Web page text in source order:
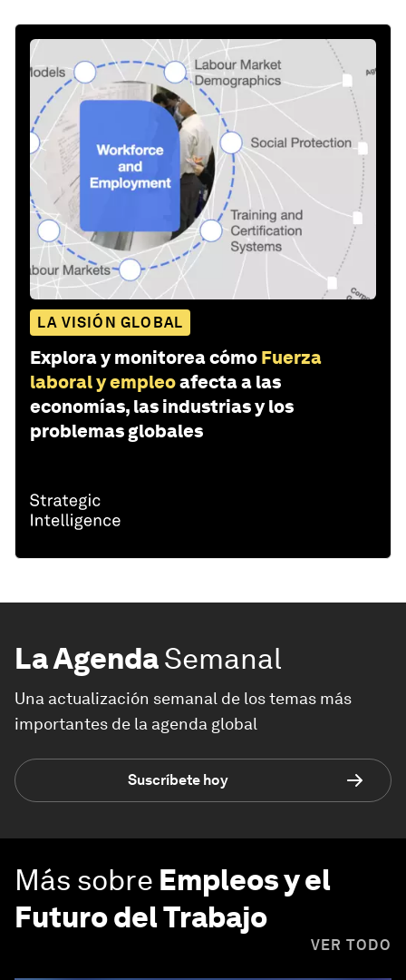
LA VISIÓN GLOBAL
Explora y monitorea cómo Fuerza
laboral y empleoafecta a las
economías, las industrias y los
problemas globales
La AgendaSemanal
Una actualización semanal de los temas más
importantes de la agenda global
Suscríbete hoy
Más sobre Empleos y el
Futuro del Trabajo
VER TODO